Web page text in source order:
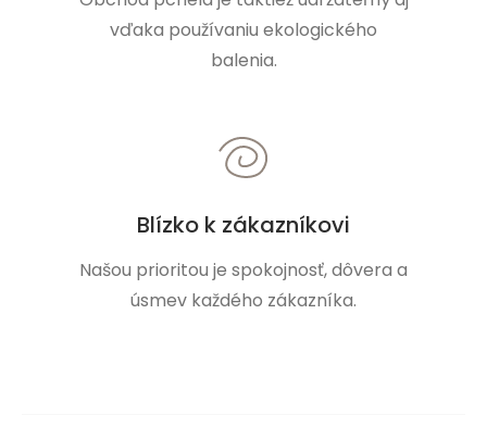
vďaka používaniu ekologického
balenia.
Blízko k zákazníkovi
Našou prioritou je spokojnosť, dôvera a
úsmev každého zákazníka.